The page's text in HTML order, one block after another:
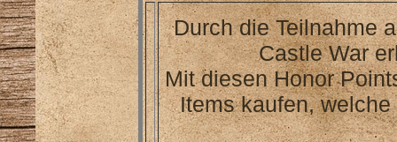
Durch die Teilnahme
Castle War
Mit diesen Honor
Items kaufen,